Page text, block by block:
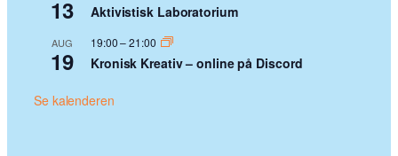
13 Aktivistisk Laboratorium
AUG
19
19:00–21:00
Kronisk Kreativ – online på Discord
Se kalenderen